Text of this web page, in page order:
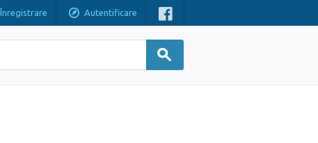
Înregistrare Autentificare